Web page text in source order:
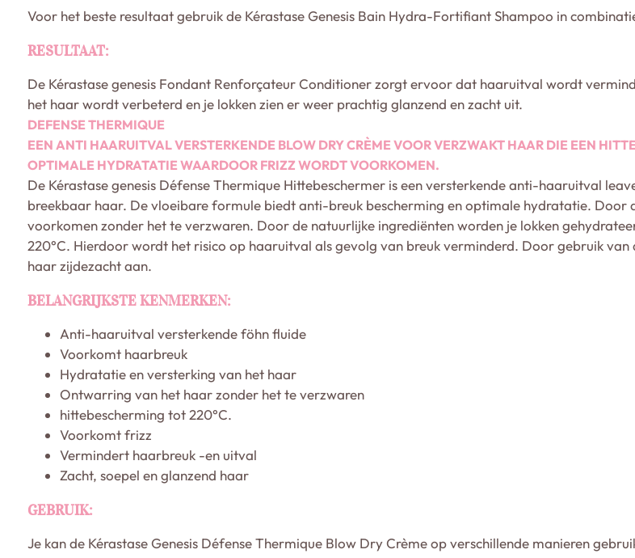
Voor het beste resultaat gebruik de Kérastase Genesis Bain Hydra-Fortifiant Shampoo in
RESULTAAT:
De Kérastase genesis Fondant Renforçateur Conditioner zorgt ervoor dat haaruitval wordt
het haar wordt verbeterd en je lokken zien er weer prachtig glanzend en zacht uit.
DEFENSE THERMIQUE
EEN ANTI HAARUITVAL VERSTERKENDE BLOW DRY CRÈME VOOR VERZWAKT HAAR DIE EEN
OPTIMALE HYDRATATIE WAARDOOR FRIZZ WORDT VOORKOMEN.
De Kérastase genesis Défense Thermique Hittebeschermer is een versterkende anti-haaruitval
breekbaar haar. De vloeibare formule biedt anti-breuk bescherming en optimale hydratatie.
voorkomen zonder het te verzwaren. Door de natuurlijke ingrediënten worden je lokken
220°C. Hierdoor wordt het risico op haaruitval als gevolg van breuk verminderd. Door gebruik
haar zijdezacht aan.
BELANGRIJKSTE KENMERKEN:
Anti-haaruitval versterkende föhn fluide
Voorkomt haarbreuk
Hydratatie en versterking van het haar
Ontwarring van het haar zonder het te verzwaren
hittebescherming tot 220°C.
Voorkomt frizz
Vermindert haarbreuk -en uitval
Zacht, soepel en glanzend haar
GEBRUIK:
Je kan de Kérastase Genesis Défense Thermique Blow Dry Crème op verschillende manieren